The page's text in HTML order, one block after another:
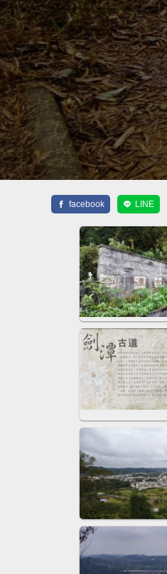
facebook LINE